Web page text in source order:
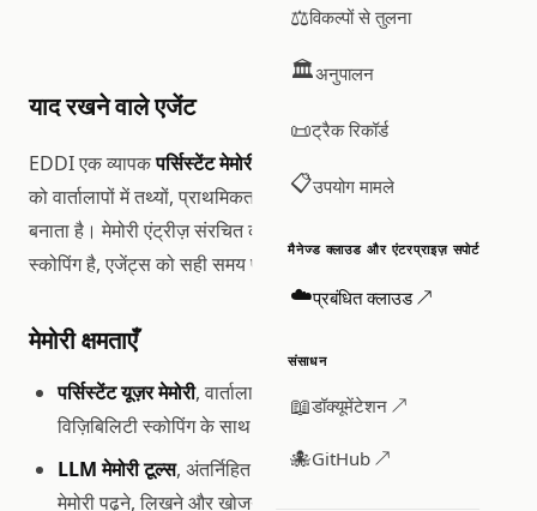
⚖️विकल्पों से तुलना
🏛️अनुपालन
📜ट्रैक रिकॉर्ड
📋उपयोग मामले
मैनेज्ड क्लाउड और एंटरप्राइज़ सपोर्ट
☁️प्रबंधित क्लाउड ↗
संसाधन
📖डॉक्यूमेंटेशन ↗
🐙GitHub ↗
याद रखने वाले एजेंट
EDDI एक व्यापकपर्सिस्टेंट मेमोरी सिस्टम
को वार्तालापों में तथ्यों, प्राथमिकताओं और संदर्भ को याद रखने में सक्षम
बनाता है। मेमोरी एंट्रीज़ संरचित की-वैल्यू पेयर हैं जिनमें विज़िबिलिटी
स्कोपिंग है, एजेंट्स को सही समय पर सही संदर्भ मिलता है।
मेमोरी क्षमताएँ
पर्सिस्टेंट यूज़र मेमोरी, वार्तालापों में global ,agentऔर
विज़िबिलिटी स्कोपिंग के साथ की-वैल्यू एंट्रीज़
LLM मेमोरी टूल्स, अंतर्निहित टूल्स जिन्हें एजेंट्स अपनी पर्सिस्टेंट
मेमोरी पढ़ने, लिखने और खोजने के लिए कॉल कर सकते हैं